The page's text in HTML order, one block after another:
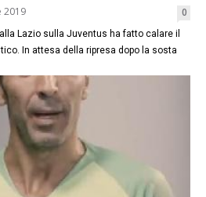
2019 0
Lazio sulla Juventus ha fatto calare il
In attesa della ripresa dopo la sosta